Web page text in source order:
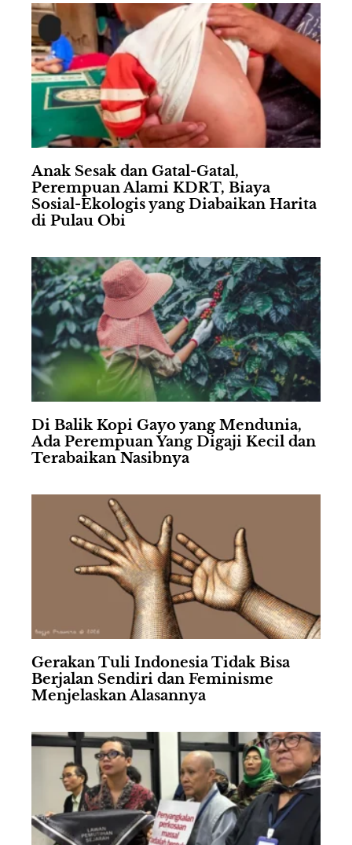
Anak Sesak dan Gatal-Gatal,
Perempuan Alami KDRT, Biaya
Sosial-Ekologis yang Diabaikan Harita
di Pulau Obi
Di Balik Kopi Gayo yang Mendunia,
Ada Perempuan Yang Digaji Kecil dan
Terabaikan Nasibnya
Gerakan Tuli Indonesia Tidak Bisa
Berjalan Sendiri dan Feminisme
Menjelaskan Alasannya